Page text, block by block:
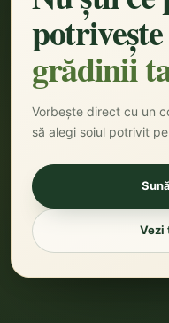
potrivește
grădinii
Vorbește direct cu un
să alegi soiul potrivit
Vezi